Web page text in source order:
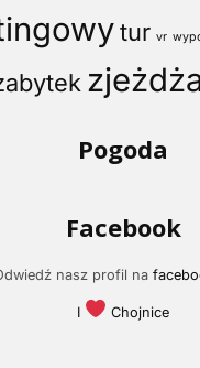
tur vr
Pogoda
Facebook
nasz profil na
I Chojnice